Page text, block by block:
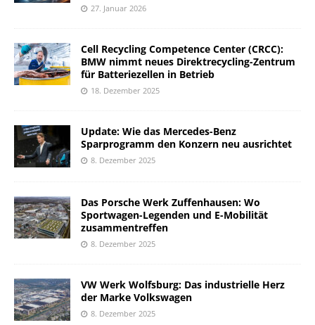
27. Januar 2026
Cell Recycling Competence Center (CRCC):
BMW nimmt neues Direktrecycling-Zentrum
für Batteriezellen in Betrieb
18. Dezember 2025
Update: Wie das Mercedes-Benz
Sparprogramm den Konzern neu ausrichtet
8. Dezember 2025
Das Porsche Werk Zuffenhausen: Wo
Sportwagen-Legenden und E-Mobilität
zusammentreffen
8. Dezember 2025
VW Werk Wolfsburg: Das industrielle Herz
der Marke Volkswagen
8. Dezember 2025